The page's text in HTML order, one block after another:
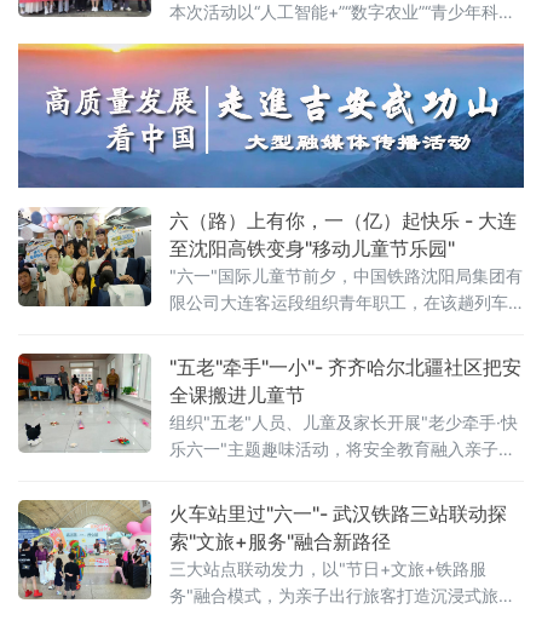
本次活动以“人工智能+”“数字农业”“青少年科
及“培育好强科创兴产业的动能”行动展开，全方
位展示了攸县在科技创新驱动下，产业升级、
绿色发展和智慧教育领域取得的崭新成果，为
攸县的高质量发展注入了强劲的科技动力。
六（路）上有你，一（亿）起快乐 - 大连
至沈阳高铁变身"移动儿童节乐园"
"六一"国际儿童节前夕，中国铁路沈阳局集团有
限公司大连客运段组织青年职工，在该趟列车
这个六一，坐高铁去撒
"五老"牵手"一小"- 齐齐哈尔北疆社区把安
全课搬进儿童节
组织"五老"人员、儿童及家长开展"老少牵手·快
乐六一"主题趣味活动，将安全教育融入亲子游
现场设置了多项互动游戏，社区"五老"与孩子们
携手参与、亲密配合。"五老"人员耐心示范游戏
火车站里过"六一"- 武汉铁路三站联动探
索"文旅+服务"融合新路径
三大站点联动发力，以"节日+文旅+铁路服
务"融合模式，为亲子出行旅客打造沉浸式旅途